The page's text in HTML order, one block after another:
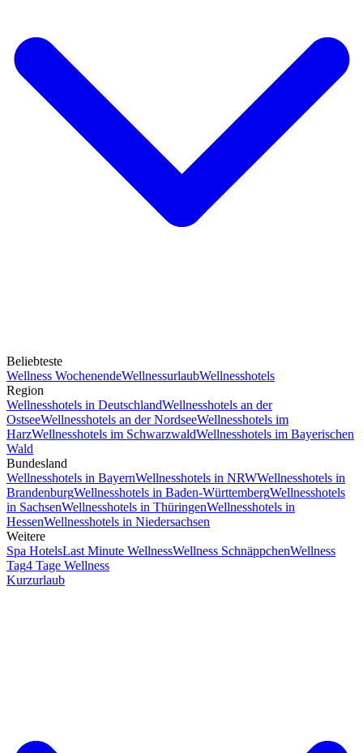
Beliebteste
Wellness WochenendeWellnessurlaubWellnesshotels
Region
Wellnesshotels in DeutschlandWellnesshotels an der
OstseeWellnesshotels an der NordseeWellnesshotels im
HarzWellnesshotels im SchwarzwaldWellnesshotels im Bayerischen
Wald
Bundesland
Wellnesshotels in BayernWellnesshotels in NRWWellnesshotels in
BrandenburgWellnesshotels in Baden-WürttembergWellnesshotels
in SachsenWellnesshotels in ThüringenWellnesshotels in
HessenWellnesshotels in Niedersachsen
Weitere
Spa HotelsLast Minute WellnessWellness SchnäppchenWellness
Tag4 Tage Wellness
Kurzurlaub